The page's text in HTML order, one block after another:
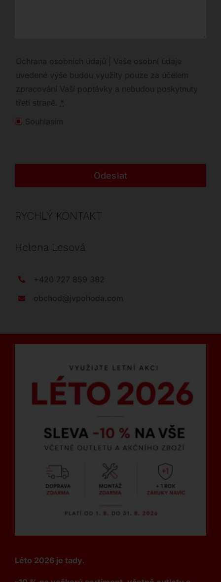
Ochrana osobních údajů | Vaše osobní údaje
uvedené výše budou využity pouze za účelem
zpracování Vaší poptávky a nebudou poskytnuty
třetí straně. *
Souhlasím
Odeslat
RYCHLÝ KONTAKT
Helena Lesová
+420 727 859 382
obchod@jvpohoda.com
Léto 2026 je tady.